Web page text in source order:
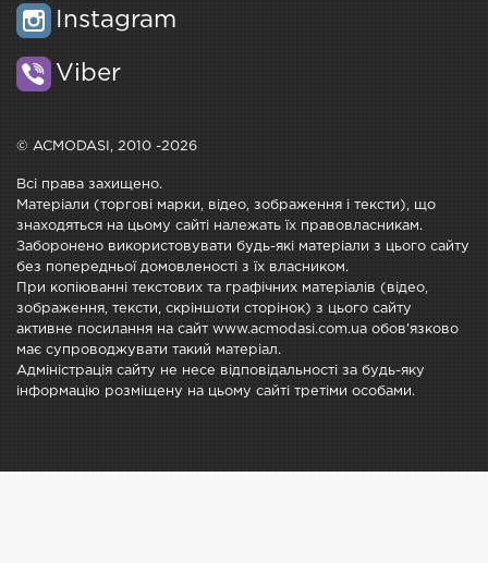
Instagram
Viber
© ACMODASI, 2010 -2026
Всі права захищено.
Матеріали (торгові марки, відео, зображення і тексти), що
знаходяться на цьому сайті належать їх правовласникам.
Заборонено використовувати будь-які матеріали з цього сайту
без попередньої домовленості з їх власником.
При копіюванні текстових та графічних матеріалів (відео,
зображення, тексти, скріншоти сторінок) з цього сайту
активне посилання на сайт www.acmodasi.com.ua обов'язково
має супроводжувати такий матеріал.
Адміністрація сайту не несе відповідальності за будь-яку
інформацію розміщену на цьому сайті третіми особами.